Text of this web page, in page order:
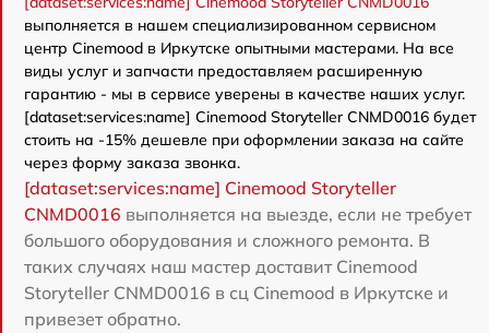
выполняется в нашем специализированном сервисном
центр Cinemood в Иркутске опытными мастерами. На все
виды услуг и запчасти предоставляем расширенную
гарантию - мы в сервисе уверены в качестве наших услуг.
[dataset:services:name] Cinemood Storyteller CNMD0016 будет
стоить на -15% дешевле при оформлении заказа на сайте
через форму заказа звонка.
[dataset:services:name] Cinemood Storyteller
CNMD0016 выполняется на выезде, если не требует
большого оборудования и сложного ремонта. В
таких случаях наш мастер доставит Cinemood
Storyteller CNMD0016 в сц Cinemood в Иркутске и
привезет обратно.